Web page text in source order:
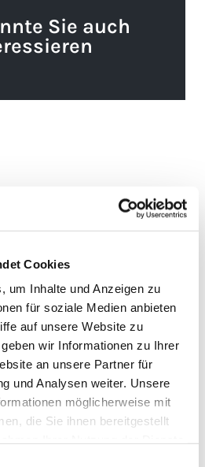
Cookies
um Inhalte und Anzeigen zu
für soziale Medien anbieten
auf unsere Website zu
wir Informationen zu Ihrer
an unsere Partner für
und Analysen weiter. Unsere
möglicherweise mit
die Sie ihnen bereitgestellt
Sie auch